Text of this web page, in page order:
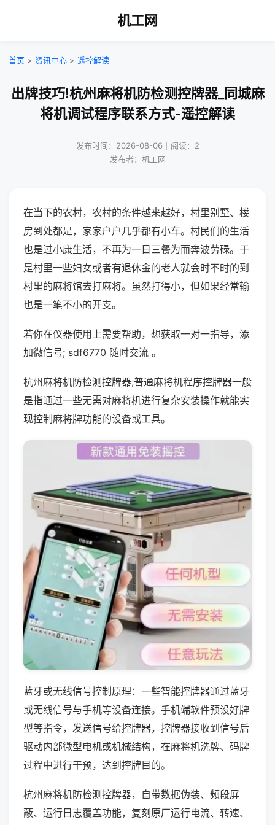
机工网
首页 > 资讯中心 > 遥控解读
出牌技巧!杭州麻将机防检测控牌器_同城麻
将机调试程序联系方式-遥控解读
发布时间：2026-08-06｜阅读：2
发布者：机工网
在当下的农村，农村的条件越来越好，村里别墅、楼
房到处都是，家家户户几乎都有小车。村民们的生活
也是过小康生活，不再为一日三餐为而奔波劳碌。于
是村里一些妇女或者有退休金的老人就会时不时的到
村里的麻将馆去打麻将。虽然打得小，但如果经常输
也是一笔不小的开支。
若你在仪器使用上需要帮助，想获取一对一指导，添
加微信号; sdf6770 随时交流 。
杭州麻将机防检测控牌器;普通麻将机程序控牌器一般
是指通过一些无需对麻将机进行复杂安装操作就能实
现控制麻将牌功能的设备或工具。
蓝牙或无线信号控制原理：一些智能控牌器通过蓝牙
或无线信号与手机等设备连接。手机端软件预设好牌
型等指令，发送信号给控牌器，控牌器接收到信号后
驱动内部微型电机或机械结构，在麻将机洗牌、码牌
过程中进行干预，达到控牌目的。
杭州麻将机防检测控牌器，自带数据伪装、频段屏
蔽、运行日志覆盖功能，复刻原厂运行电流、转速、